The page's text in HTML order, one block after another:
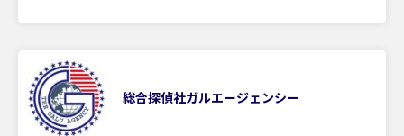
総合探偵社ガルエージェンシー